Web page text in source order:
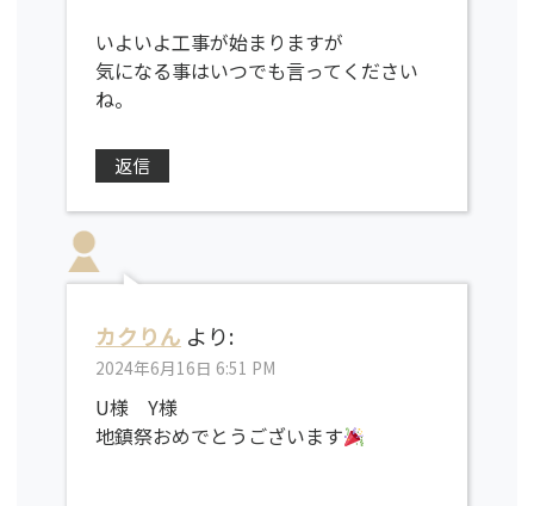
いよいよ工事が始まりますが
気になる事はいつでも言ってください
ね。
返信
カクりん より:
2024年6月16日 6:51 PM
U様 Y様
地鎮祭おめでとうございます